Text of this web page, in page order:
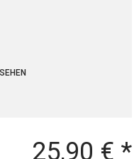
25,90 € *